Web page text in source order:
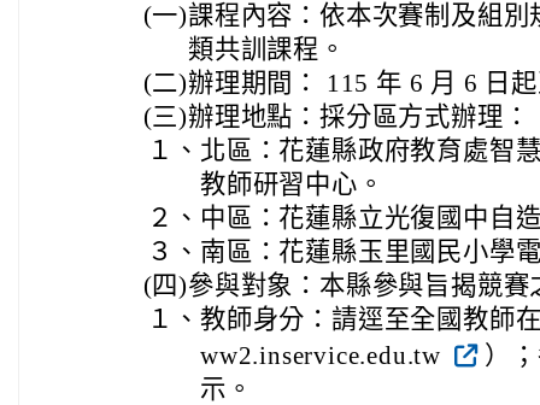
(一)課程內容：依本次賽制及組
類共訓課程。
(二)辦理期間： 115 年 6 月 6 日
(三)辦理地點：採分區方式辦理：
１、 北區：花蓮縣政府教育處智
教師研習中心。
２、 中區：花蓮縣立光復國中自
３、 南區：花蓮縣玉里國民小學
(四)參與對象：本縣參與旨揭競賽
１、 教師身分：請逕至全國教師
ww2.inservice.edu.tw
）；
示。